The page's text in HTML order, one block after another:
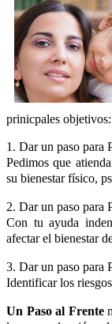
prinicpales objetivos:
1. Dar un paso para
Pedimos que
su bienestar físico,
2. Dar un paso para
Con tu ayuda
afectar el bienestar
3. Dar un paso para
Identificar los
Un Paso al Frente